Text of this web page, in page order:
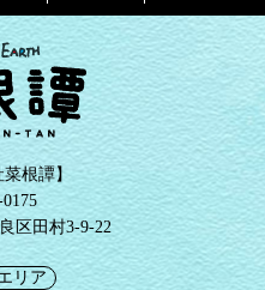
根譚】
区田村3-9-22
リア